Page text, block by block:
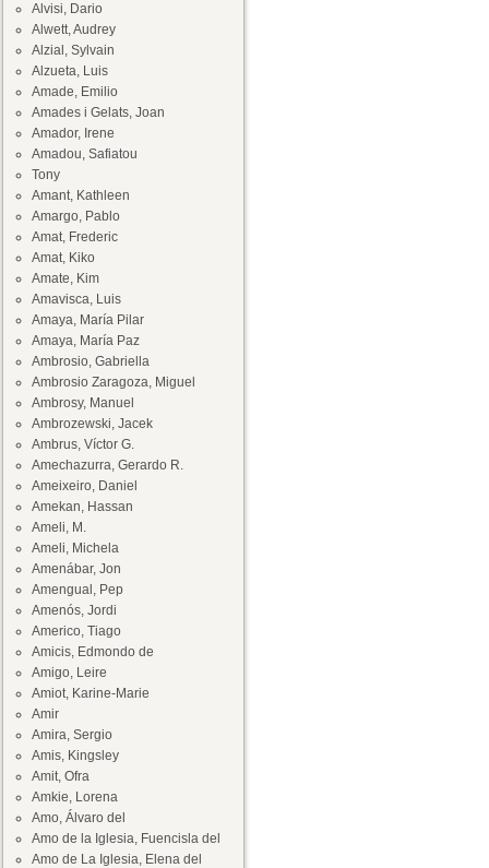
Alvisi, Dario
Alwett, Audrey
Alzial, Sylvain
Alzueta, Luis
Amade, Emilio
Amades i Gelats, Joan
Amador, Irene
Amadou, Safiatou
Tony
Amant, Kathleen
Amargo, Pablo
Amat, Frederic
Amat, Kiko
Amate, Kim
Amavisca, Luis
Amaya, María Pilar
Amaya, María Paz
Ambrosio, Gabriella
Ambrosio Zaragoza, Miguel
Ambrosy, Manuel
Ambrozewski, Jacek
Ambrus, Víctor G.
Amechazurra, Gerardo R.
Ameixeiro, Daniel
Amekan, Hassan
Ameli, M.
Ameli, Michela
Amenábar, Jon
Amengual, Pep
Amenós, Jordi
Americo, Tiago
Amicis, Edmondo de
Amigo, Leire
Amiot, Karine-Marie
Amir
Amira, Sergio
Amis, Kingsley
Amit, Ofra
Amkie, Lorena
Amo, Álvaro del
Amo de la Iglesia, Fuencisla del
Amo de La Iglesia, Elena del